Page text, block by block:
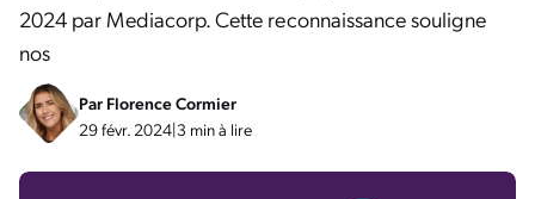
2024 par Mediacorp. Cette reconnaissance souligne
nos
Par Florence Cormier
29 févr. 2024|3 min à lire